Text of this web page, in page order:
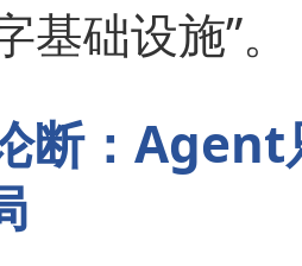
基础设施”。
断：Agent